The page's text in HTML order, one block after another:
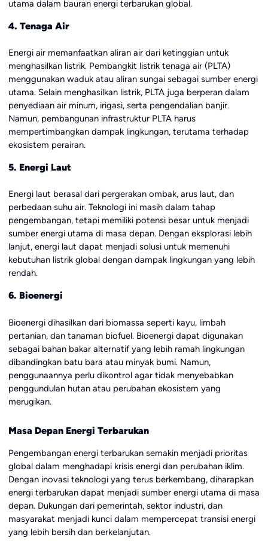
utama dalam bauran energi terbarukan global.
4. Tenaga Air
Energi air memanfaatkan aliran air dari ketinggian untuk
menghasilkan listrik. Pembangkit listrik tenaga air (PLTA)
menggunakan waduk atau aliran sungai sebagai sumber energi
utama. Selain menghasilkan listrik, PLTA juga berperan dalam
penyediaan air minum, irigasi, serta pengendalian banjir.
Namun, pembangunan infrastruktur PLTA harus
mempertimbangkan dampak lingkungan, terutama terhadap
ekosistem perairan.
5. Energi Laut
Energi laut berasal dari pergerakan ombak, arus laut, dan
perbedaan suhu air. Teknologi ini masih dalam tahap
pengembangan, tetapi memiliki potensi besar untuk menjadi
sumber energi utama di masa depan. Dengan eksplorasi lebih
lanjut, energi laut dapat menjadi solusi untuk memenuhi
kebutuhan listrik global dengan dampak lingkungan yang lebih
rendah.
6. Bioenergi
Bioenergi dihasilkan dari biomassa seperti kayu, limbah
pertanian, dan tanaman biofuel. Bioenergi dapat digunakan
sebagai bahan bakar alternatif yang lebih ramah lingkungan
dibandingkan batu bara atau minyak bumi. Namun,
penggunaannya perlu dikontrol agar tidak menyebabkan
penggundulan hutan atau perubahan ekosistem yang
merugikan.
Masa Depan Energi Terbarukan
Pengembangan energi terbarukan semakin menjadi prioritas
global dalam menghadapi krisis energi dan perubahan iklim.
Dengan inovasi teknologi yang terus berkembang, diharapkan
energi terbarukan dapat menjadi sumber energi utama di masa
depan. Dukungan dari pemerintah, sektor industri, dan
masyarakat menjadi kunci dalam mempercepat transisi energi
yang lebih bersih dan berkelanjutan.